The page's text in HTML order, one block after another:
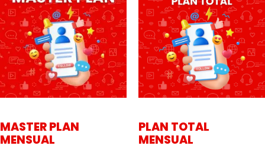
MASTER PLAN
MENSUAL
PLAN TOTAL
MENSUAL